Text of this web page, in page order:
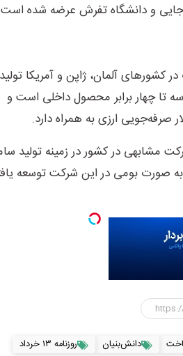
رجایی و دانشگاه تفرش عرضه شده
کشورهای آلمان، ژاپن و آمریکا تولید
چهار برابر محصول داخلی است و
مشابهی در کشور در زمینه تولید
صورت بومی در این شرکت توسعه
دانش‌بنیان
روزنامه ۱۳ خرداد